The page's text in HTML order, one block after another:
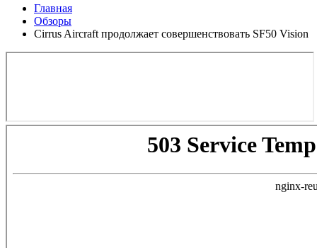
Главная
Обзоры
Cirrus Aircraft продолжает совершенствовать SF50 Vision